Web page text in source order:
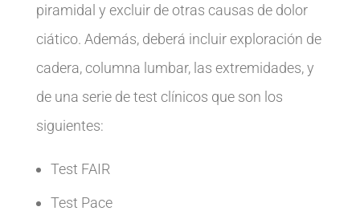
piramidal y excluir de otras causas de dolor
ciático. Además, deberá incluir exploración de
cadera, columna lumbar, las extremidades, y
de una serie de test clínicos que son los
siguientes:
Test FAIR
Test Pace